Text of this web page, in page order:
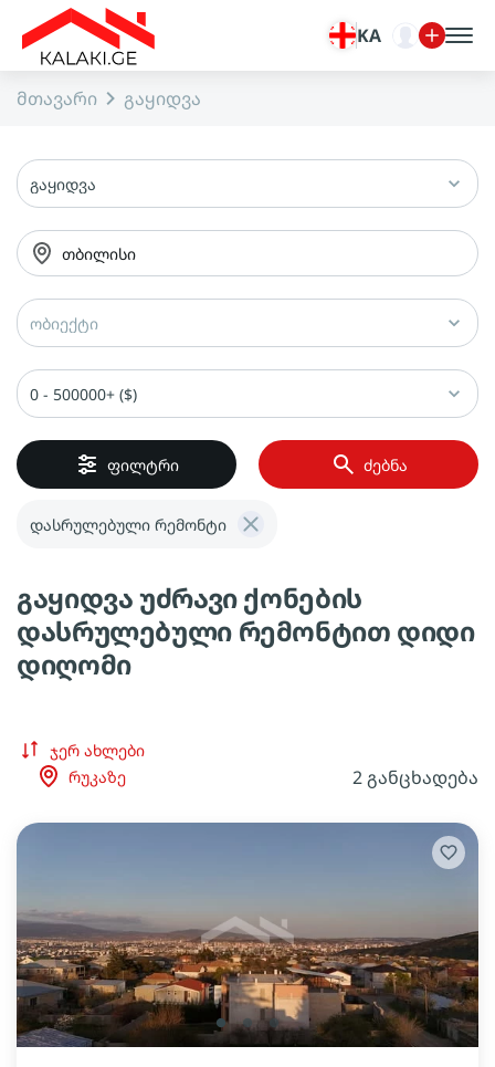
KA
მთავარი გაყიდვა
გაყიდვა
თბილისი
ობიექტი
0 - 500000+ ($)
ფილტრი ძებნა
დასრულებული რემონტი
გაყიდვა უძრავი ქონების
დასრულებული რემონტით დიდი
დიღომი
ჯერ ახლები
რუკაზე
2 განცხადება
lens lens lens